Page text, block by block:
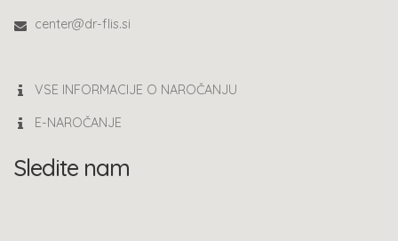
center@dr-flis.si
VSE INFORMACIJE O NAROČANJU
E-NAROČANJE
Sledite nam